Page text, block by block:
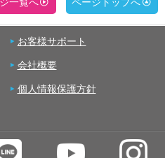
お客様サポート
会社概要
個人情報保護方針